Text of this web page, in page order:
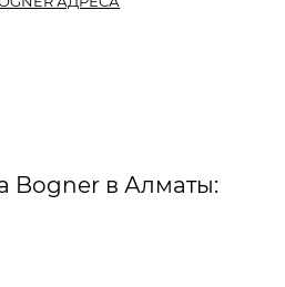
Bogner в Алматы: